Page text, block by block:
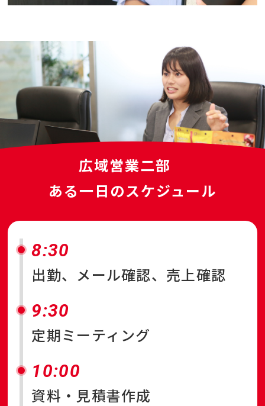
広域営業二部
ある一日のスケジュール
8:30
出勤、メール確認、売上確認
9:30
定期ミーティング
10:00
資料・見積書作成